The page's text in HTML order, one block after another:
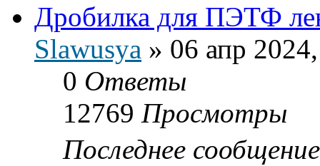
Дробилка для ПЭТФ
Slawusya » 06 апр
0 Ответы
12769 Просмотры
Последнее